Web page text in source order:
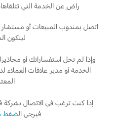
اختر
بلدك
اكتشف فورد SYNC
تقنية EcoBoost
جهة تحويل فورد برو TM
نصائح القيادة و توفير الوقود
الخدمات السريعة
المساعدة على الطريق
المبادرات
راضِ عن الخدمة التي
اتصل بمندوب المبيعات أو
لينكون
وإذا لم تحل استفساراتك أو
الخدمة أو مدير علاقات العملاء
إذا كنت ترغب في الاتصال بشركة
فيرجى الضغط